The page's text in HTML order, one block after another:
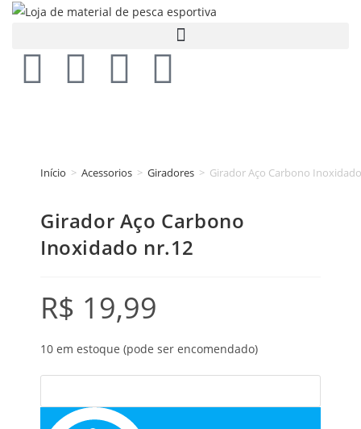
Início > Acessorios > Giradores > Girador Aço Carbono
Girador Aço Carbono
Inoxidado nr.12
R$ 19,99
10 em estoque (pode ser encomendado)